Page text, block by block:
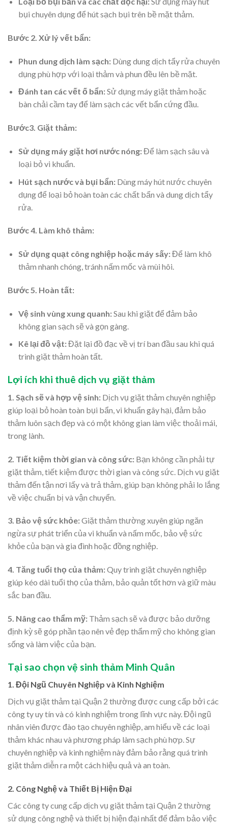
bụi chuyên dụng để hút sạch bụi trên bề mặt thảm.
Bước 2. Xử lý vết bẩn:
Phun dung dịch làm sạch:Dùng dung dịch tẩy rửa chuyên
dụng phù hợp với loại thảm và phun đều lên bề mặt.
Đánh tan các vết ố bẩn:Sử dụng máy giặt thảm hoặc
bàn chải cầm tay để làm sạch các vết bẩn cứng đầu.
Bước3. Giặt thảm:
Sử dụng máy giặt hơi nước nóng:Để làm sạch sâu và
loại bỏ vi khuẩn.
Hút sạch nước và bụi bẩn:Dùng máy hút nước chuyên
dụng để loại bỏ hoàn toàn các chất bẩn và dung dịch tẩy
rửa.
Bước 4. Làm khô thảm:
Sử dụng quạt công nghiệp hoặc máy sấy:Để làm khô
thảm nhanh chóng, tránh nấm mốc và mùi hôi.
Bước 5. Hoàn tất:
Vệ sinh vùng xung quanh:Sau khi giặt để đảm bảo
không gian sạch sẽ và gọn gàng.
Kê lại đồ vật:Đặt lại đồ đạc về vị trí ban đầu sau khi quá
trình giặt thảm hoàn tất.
Lợi ích khi thuê dịch vụ giặt thảm
1. Sạch sẽ và hợp vệ sinh: Dịch vụ giặt thảm chuyên nghiệp
giúp loại bỏ hoàn toàn bụi bẩn, vi khuẩn gây hại, đảm bảo
thảm luôn sạch đẹp và có một không gian làm việc thoải mái,
trong lành.
2. Tiết kiệm thời gian và công sức: Bạn không cần phải tự
giặt thảm, tiết kiệm được thời gian và công sức. Dịch vụ giặt
thảm đến tận nơi lấy và trả thảm, giúp bạn không phải lo lắng
về việc chuẩn bị và vận chuyển.
3. Bảo vệ sức khỏe:Giặt thảm thường xuyên giúp ngăn
ngừa sự phát triển của vi khuẩn và nấm mốc, bảo vệ sức
khỏe của bạn và gia đình hoặc đồng nghiệp.
4. Tăng tuổi thọ của thảm:Quy trình giặt chuyên nghiệp
giúp kéo dài tuổi thọ của thảm, bảo quản tốt hơn và giữ màu
sắc ban đầu.
5. Nâng cao thẩm mỹ: Thảm sạch sẽ và được bảo dưỡng
định kỳ sẽ góp phần tạo nên vẻ đẹp thẩm mỹ cho không gian
sống và làm việc của bạn.
Tại sao chọn vệ sinh thảm Minh Quân
1. Đội Ngũ Chuyên Nghiệp và Kinh Nghiệm
Dịch vụ giặt thảm tại Quận 2 thường được cung cấp bởi các
công ty uy tín và có kinh nghiệm trong lĩnh vực này. Đội ngũ
nhân viên được đào tạo chuyên nghiệp, am hiểu về các loại
thảm khác nhau và phương pháp làm sạch phù hợp. Sự
chuyên nghiệp và kinh nghiệm này đảm bảo rằng quá trình
giặt thảm diễn ra một cách hiệu quả và an toàn.
2. Công Nghệ và Thiết Bị Hiện Đại
Các công ty cung cấp dịch vụ giặt thảm tại Quận 2 thường
sử dụng công nghệ và thiết bị hiện đại nhất để đảm bảo việc